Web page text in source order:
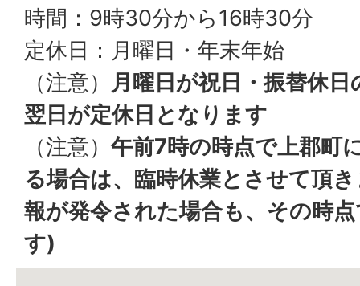
時間：9時30分から16時30分
定休日：月曜日・年末年始
（注意） 月曜日が祝日・振替休
翌日が定休日となります
（注意） 午前7時の時点で上郡町
る場合は、臨時休業とさせて頂
報が発令された場合も、その時
す)